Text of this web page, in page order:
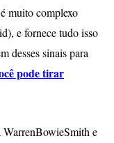
muito complexo
e fornece tudo isso
desses sinais para
pode tirar
WarrenBowieSmith e